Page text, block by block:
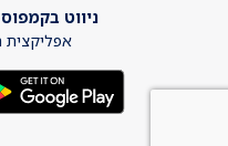
ניווט
אפליקצית